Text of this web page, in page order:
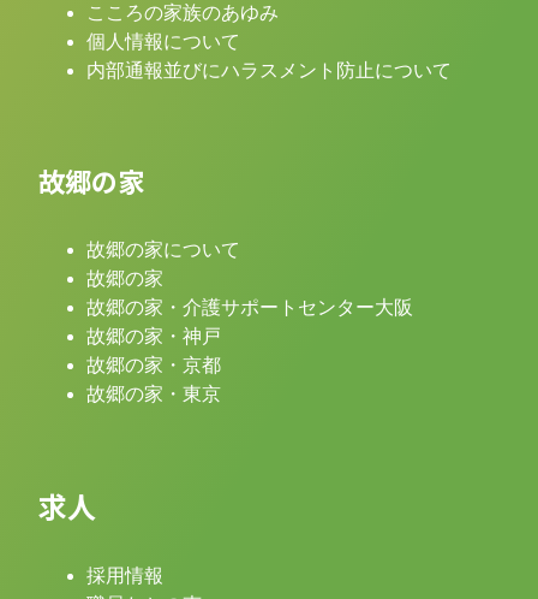
こころの家族のあゆみ
個人情報について
内部通報並びにハラスメント防止について
故郷の家
故郷の家について
故郷の家
故郷の家・介護サポートセンター大阪
故郷の家・神戸
故郷の家・京都
故郷の家・東京
求人
採用情報